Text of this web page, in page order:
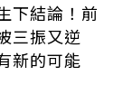
下結論！前
三振又逆
新的可能